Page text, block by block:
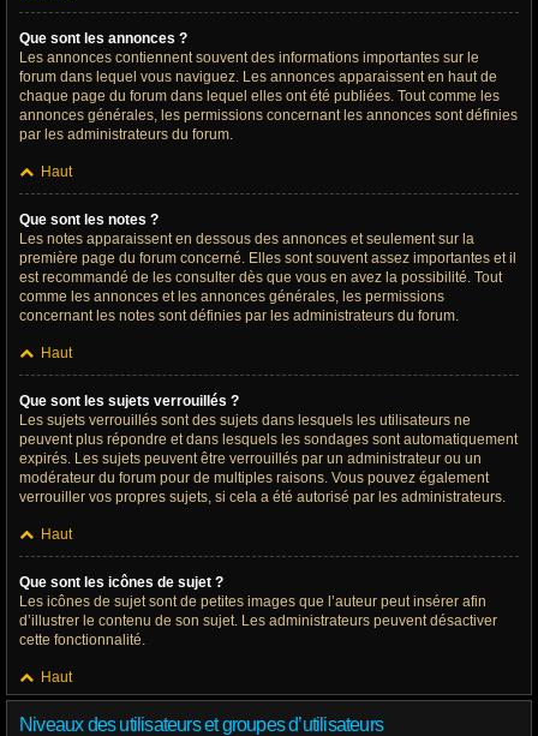
Que sont les annonces ?
Les annonces contiennent souvent des informations importantes sur le
forum dans lequel vous naviguez. Les annonces apparaissent en haut de
chaque page du forum dans lequel elles ont été publiées. Tout comme les
annonces générales, les permissions concernant les annonces sont définies
par les administrateurs du forum.
Haut
Que sont les notes ?
Les notes apparaissent en dessous des annonces et seulement sur la
première page du forum concerné. Elles sont souvent assez importantes et il
est recommandé de les consulter dès que vous en avez la possibilité. Tout
comme les annonces et les annonces générales, les permissions
concernant les notes sont définies par les administrateurs du forum.
Haut
Que sont les sujets verrouillés ?
Les sujets verrouillés sont des sujets dans lesquels les utilisateurs ne
peuvent plus répondre et dans lesquels les sondages sont automatiquement
expirés. Les sujets peuvent être verrouillés par un administrateur ou un
modérateur du forum pour de multiples raisons. Vous pouvez également
verrouiller vos propres sujets, si cela a été autorisé par les administrateurs.
Haut
Que sont les icônes de sujet ?
Les icônes de sujet sont de petites images que l’auteur peut insérer afin
d’illustrer le contenu de son sujet. Les administrateurs peuvent désactiver
cette fonctionnalité.
Haut
Niveaux des utilisateurs et groupes d’utilisateurs